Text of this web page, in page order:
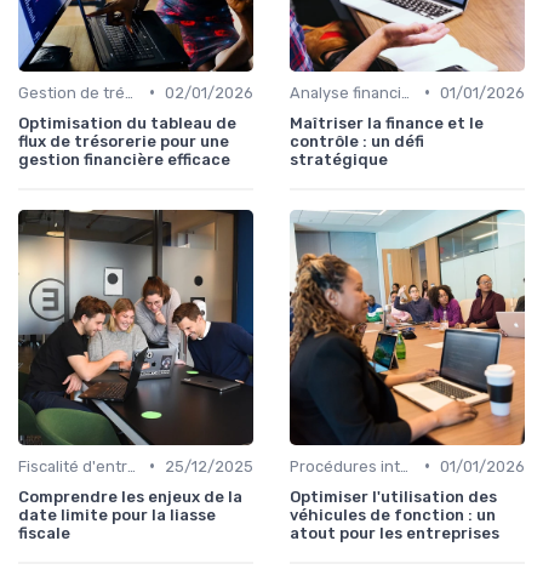
• 02/01/2026
Optimisation du tableau de
flux de trésorerie pour une
gestion financière efficace
• 01/01/2026
Maîtriser la finance et le
contrôle : un défi
stratégique
•
25/12/2025
Comprendre les enjeux de la
date limite pour la liasse
fiscale
• 01/01/2026
Optimiser l'utilisation des
véhicules de fonction : un
atout pour les entreprises